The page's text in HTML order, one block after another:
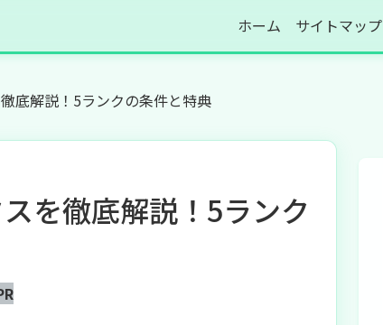
ホーム サイトマップ
底解説！5ランクの条件と特典
を徹底解説！5ランク